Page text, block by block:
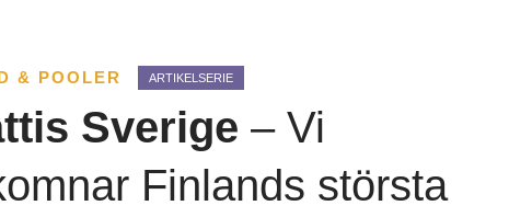
& POOLER ARTIKELSERIE
Sverige – Vi
Finlands största